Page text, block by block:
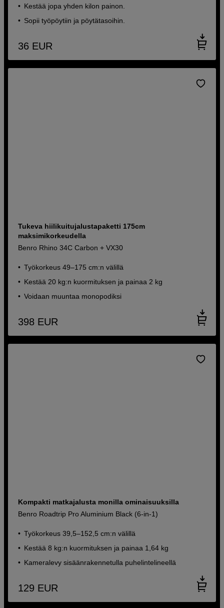
Kestää jopa yhden kilon painon.
Sopii työpöytiin ja pöytätasoihin.
36 EUR
Tukeva hiilikuitujalustapaketti 175cm
maksimikorkeudella
Benro Rhino 34C Carbon + VX30
Työkorkeus 49–175 cm:n välillä
Kestää 20 kg:n kuormituksen ja painaa 2 kg
Voidaan muuntaa monopodiksi
398 EUR
Kompakti matkajalusta monilla ominaisuuksilla
Benro Roadtrip Pro Aluminium Black (6-in-1)
Työkorkeus 39,5–152,5 cm:n välillä
Kestää 8 kg:n kuormituksen ja painaa 1,64 kg
Kameralevy sisäänrakennetulla puhelintelineellä
129 EUR